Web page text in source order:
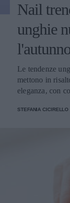
Nail
unghie
Le tendenze
mettono in
eleganza, con
STEFANIA CICIRELLO